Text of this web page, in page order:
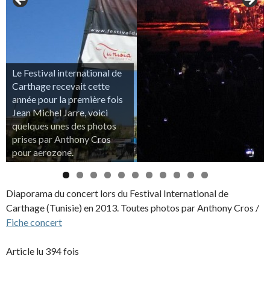
Le Festival international de
Carthage recevait cette
année pour la première fois
Jean Michel Jarre, voici
quelques unes des photos
prises par Anthony Cros
pour aerozone.
0
1
Diaporama du concert lors du Festival International de
Carthage (Tunisie) en 2013. Toutes photos par Anthony Cros /
Fiche concert
Article lu 394 fois